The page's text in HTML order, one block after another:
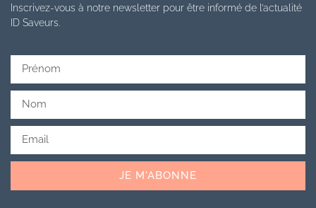
Inscrivez-vous à notre newsletter pour être informé de l’actualité
ID Saveurs.
JE M'ABONNE